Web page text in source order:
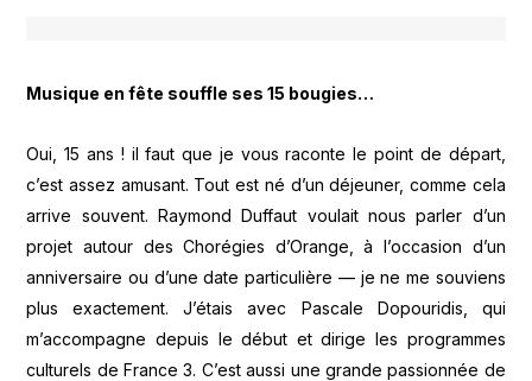
Musique en fête souffle ses 15 bougies…
Oui, 15 ans ! il faut que je vous raconte le point de départ,
c’est assez amusant. Tout est né d’un déjeuner, comme cela
arrive souvent. Raymond Duffaut voulait nous parler d’un
projet autour des Chorégies d’Orange, à l’occasion d’un
anniversaire ou d’une date particulière — je ne me souviens
plus exactement. J’étais avec Pascale Dopouridis, qui
m’accompagne depuis le début et dirige les programmes
culturels de France 3. C’est aussi une grande passionnée de